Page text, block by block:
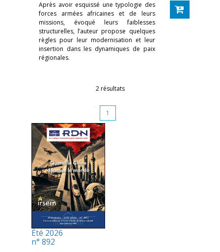
Après avoir esquissé une typologie des
forces armées africaines et de leurs
missions, évoqué leurs faiblesses
structurelles, l’auteur propose quelques
règles pour leur modernisation et leur
insertion dans les dynamiques de paix
régionales.
2 résultats
1
Été 2026
n° 892